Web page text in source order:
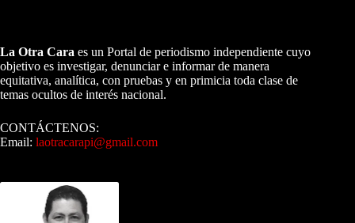
La Otra Cara es un Portal de periodismo independiente cuyo
objetivo es investigar, denunciar e informar de manera
equitativa, analítica, con pruebas y en primicia toda clase de
temas ocultos de interés nacional.
CONTÁCTENOS:
Email: laotracarapi@gmail.com